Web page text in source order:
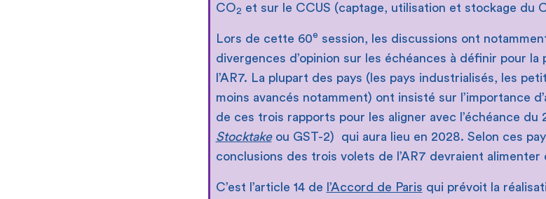
CO2 et sur le CCUS (captage, utilisation et stockage du
Lors de cette 60e session, les discussions ont
divergences d’opinion sur les échéances à définir pour
l’AR7. La plupart des pays (les pays industrialisés, les
moins avancés notamment) ont insisté sur l’importance
de ces trois rapports pour les aligner avec l’échéance du
Stocktakeou GST-2) qui aura lieu en 2028. Selon ces
conclusions des trois volets de l’AR7 devraient alimenter
C’est l’article 14 de l’Accord de Paris qui prévoit la